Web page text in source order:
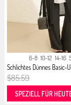
6-8 10-12 14-16
Schlichtes Dünnes Basic-
$85.59
SPEZIELL FÜR